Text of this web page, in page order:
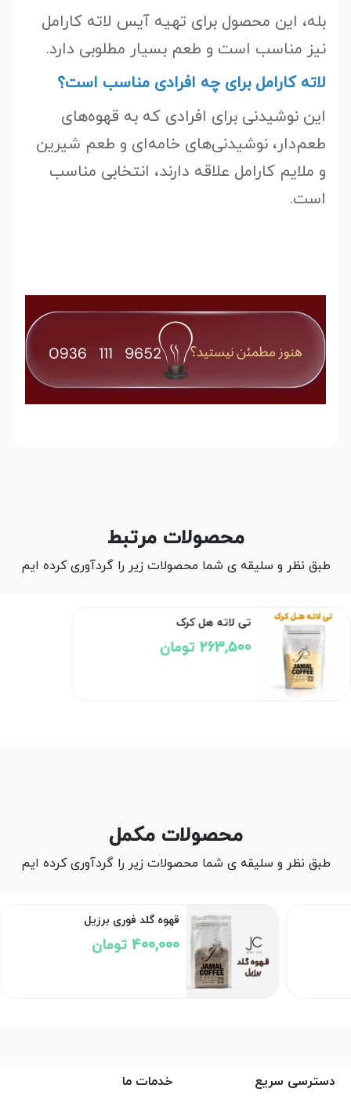
بله، این محصول برای تهیه آیس لاته کارامل
نیز مناسب است و طعم بسیار مطلوبی دارد.
لاته کارامل برای چه افرادی مناسب است؟
این نوشیدنی برای افرادی که به قهوه‌های
طعم‌دار، نوشیدنی‌های خامه‌ای و طعم شیرین
و ملایم کارامل علاقه دارند، انتخابی مناسب
است.
محصولات مرتبط
طبق نظر و سلیقه ی شما محصولات زیر را گردآوری کرده ایم
تی لاته هل کرک
263,500 تومان
محصولات مکمل
طبق نظر و سلیقه ی شما محصولات زیر را گردآوری کرده ایم
قهوه گلد فوری برزیل
400,000 تومان
دسترسی سریع خدمات ما